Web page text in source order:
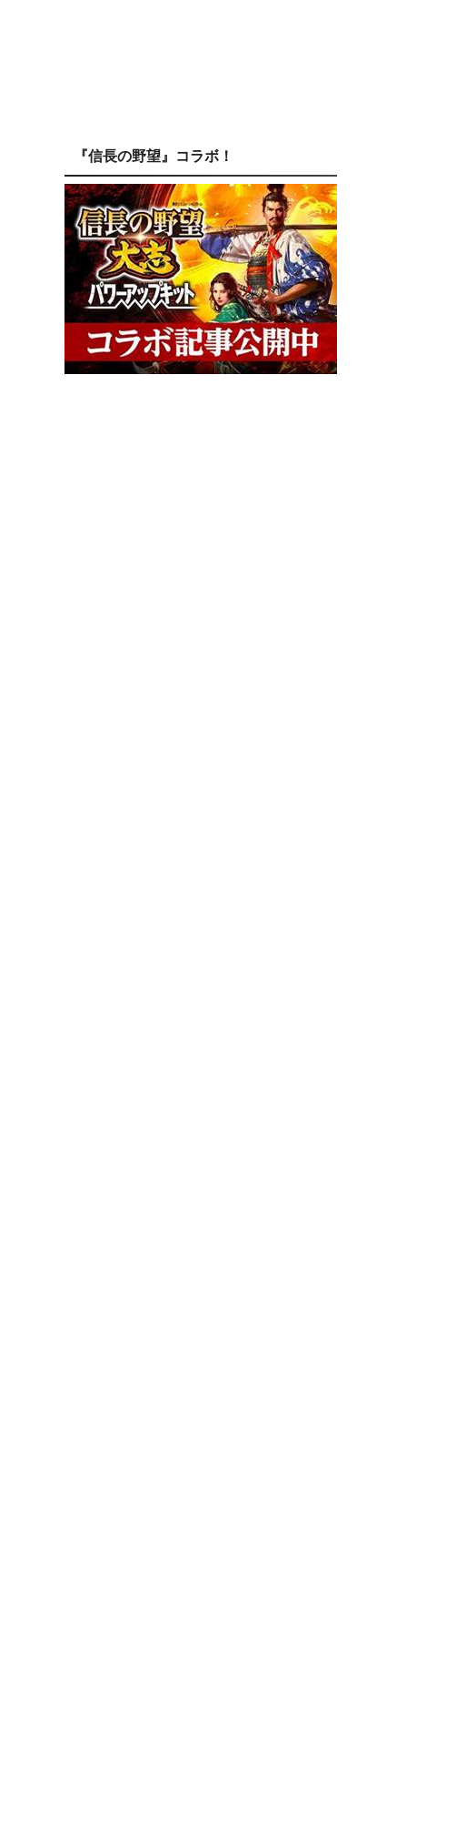
『信長の野望』コラボ！